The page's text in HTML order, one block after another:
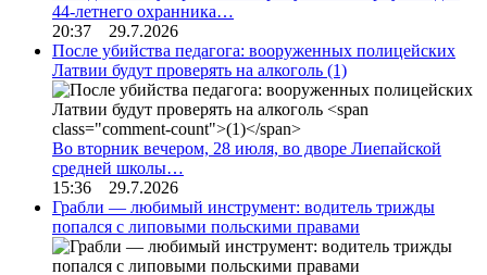
44-летнего охранника…
20:37 29.7.2026
После убийства педагога: вооруженных полицейских
Латвии будут проверять на алкоголь (1)
Во вторник вечером, 28 июля, во дворе Лиепайской
средней школы…
15:36 29.7.2026
Грабли — любимый инструмент: водитель трижды
попался с липовыми польскими правами